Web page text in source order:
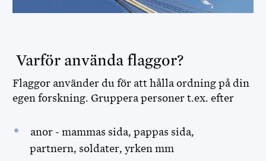
Varför använda flaggor?
Flaggor använder du för att hålla ordning på din
egen forskning. Gruppera personer t.ex. efter
anor - mammas sida, pappas sida,
partnern, soldater, yrken mm